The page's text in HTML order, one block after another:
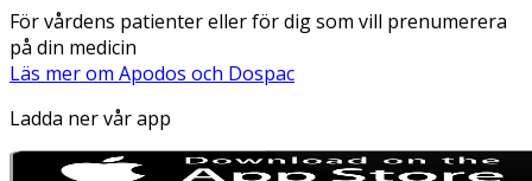
För vårdens patienter eller för dig som vill prenumerera
på din medicin
Läs mer om Apodos och Dospac
Ladda ner vår app